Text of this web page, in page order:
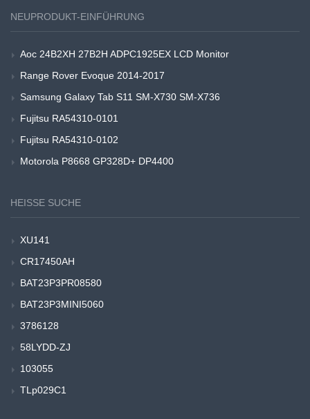
NEUPRODUKT-EINFÜHRUNG
Aoc 24B2XH 27B2H ADPC1925EX LCD Monitor
Range Rover Evoque 2014-2017
Samsung Galaxy Tab S11 SM-X730 SM-X736
Fujitsu RA54310-0101
Fujitsu RA54310-0102
Motorola P8668 GP328D+ DP4400
HEISSE SUCHE
XU141
CR17450AH
BAT23P3PR08580
BAT23P3MINI5060
3786128
58LYDD-ZJ
103055
TLp029C1